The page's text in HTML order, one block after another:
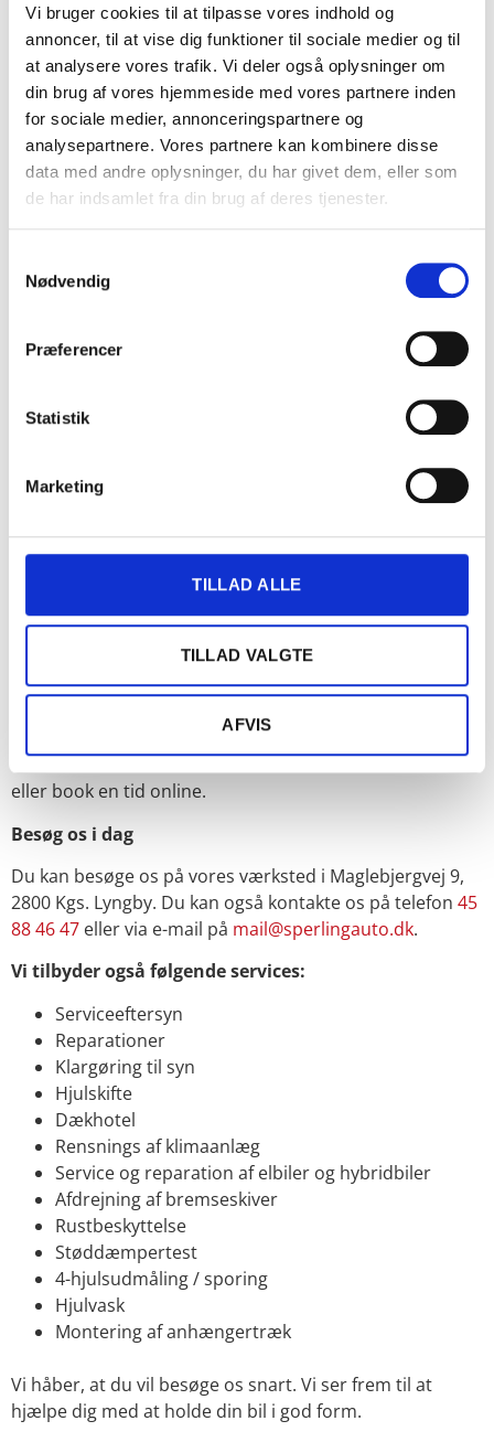
Vi bruger cookies til at tilpasse vores indhold og
annoncer, til at vise dig funktioner til sociale medier og til
at analysere vores trafik. Vi deler også oplysninger om
din brug af vores hjemmeside med vores partnere inden
for sociale medier, annonceringspartnere og
analysepartnere. Vores partnere kan kombinere disse
data med andre oplysninger, du har givet dem, eller som
de har indsamlet fra din brug af deres tjenester.
Nødvendig
Præferencer
Statistik
Marketing
TILLAD ALLE
TILLAD VALGTE
AFVIS
FÅ DEL I OVERSKUDDET
BILFORSIKRING
Tegn en attraktiv bilforsikring, hvor du får
penge tilbage, når der er overskud.
LÆS MERE
Sperling Auto finder du et bredt udvalg af dæk fra
førende mærker, der passer til alle behov og budgetter.
bedste valg til din bil.
der gør det nemt og bekvemt at være bilejer:
dæk. Vi opbevarer dem sikkert og korrekt på vores
udvendigt med vores professionelle bilrengøring.
Bilforsikring: Vi tilbyder konkurrencedygtige
bilforsikringer, der dækker dine behov.
professionel service, kvalitetsprodukter og en behagelig
atmosfære.Kontakt osfor at høre mere om vores tilbud
eller book en tid online.
Besøg os i dag
Du kan besøge os på vores værksted i Maglebjergvej 9,
2800 Kgs. Lyngby. Du kan også kontakte os på telefon 45
88 46 47 eller via e-mail på mail@sperlingauto.dk.
Vi tilbyder også følgende services:
Serviceeftersyn
Reparationer
Klargøring til syn
Hjulskifte
Dækhotel
Rensnings af klimaanlæg
Service og reparation af elbiler og hybridbiler
Afdrejning af bremseskiver
Rustbeskyttelse
Støddæmpertest
4-hjulsudmåling / sporing
Hjulvask
Montering af anhængertræk
Vi håber, at du vil besøge os snart. Vi ser frem til at
hjælpe dig med at holde din bil i god form.